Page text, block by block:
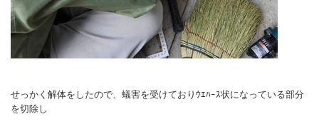
せっかく解体をしたので、蟻害を受けておりｳｴﾊｰｽ状になっている部分
を切除し